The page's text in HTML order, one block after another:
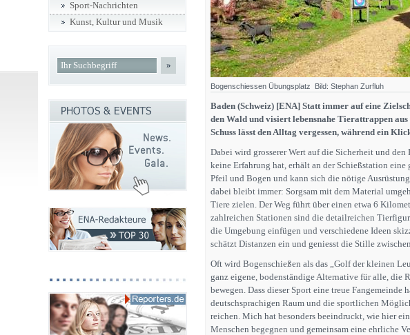
Bogenschiessen Übungsplatz Bild: Stephan Zurfluh
Baden (Schweiz) [ENA] Statt immer auf eine
den Wald und visiert lebensnahe Tierattrappen
Schuss lässt den Alltag vergessen, während ein
Dabei wird grosserer Wert auf die Sicherheit und
keine Erfahrung hat, erhält an der Schießstation
Pfeil und Bogen und kann sich die nötige
dabei bleibt immer: Sorgsam mit dem Material
Tiere zielen. Der Weg führt über einen etwa 6
zahlreichen Stationen sind die detailreichen
die Umgebung einfügen und verschiedene Ideen
schätzt Distanzen ein und geniesst die Stille
Oft wird Bogenschießen als das „Golf der kleinen
ganz eigene, bodenständige Alternative für alle, die
bewegen. Dass dieser Sport eine treue Fangemeinde
deutschsprachigen Raum und die sportlichen
reichen. Mich hat besonders beeindruckt, wie hier
Menschen begegnen und gemeinsam eine ehrliche
Sport-Nachrichten
Kunst, Kultur und Musik
»